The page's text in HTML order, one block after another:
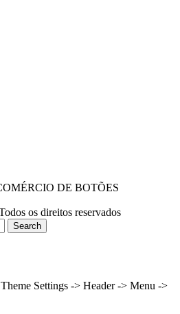
DE BOTÕES
os direitos reservados
Search
Settings -> Header -> Menu ->